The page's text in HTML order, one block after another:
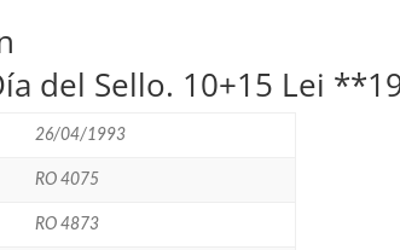
del Sello. 10+15 Lei
26/04/1993
RO 4075
RO 4873